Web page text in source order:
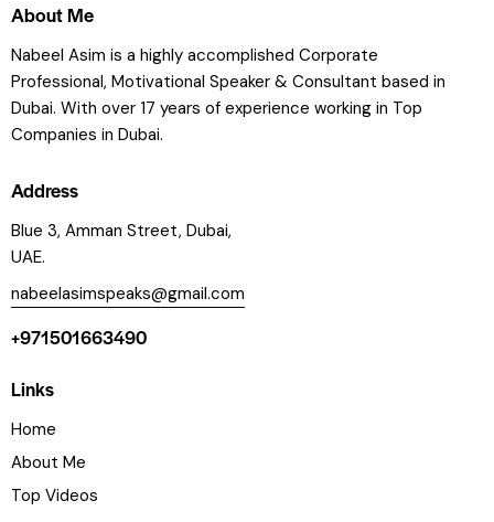
About Me
Nabeel Asim is a highly accomplished Corporate
Professional, Motivational Speaker & Consultant based in
Dubai. With over 17 years of experience working in Top
Companies in Dubai.
Address
Blue 3, Amman Street, Dubai,
UAE.
nabeelasimspeaks@gmail.com
+971501663490
Links
Home
About Me
Top Videos